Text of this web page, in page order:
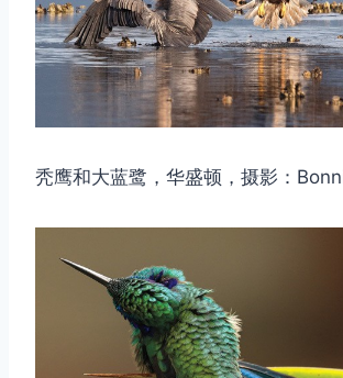
秃鹰和大蓝鹭，华盛顿，摄影：